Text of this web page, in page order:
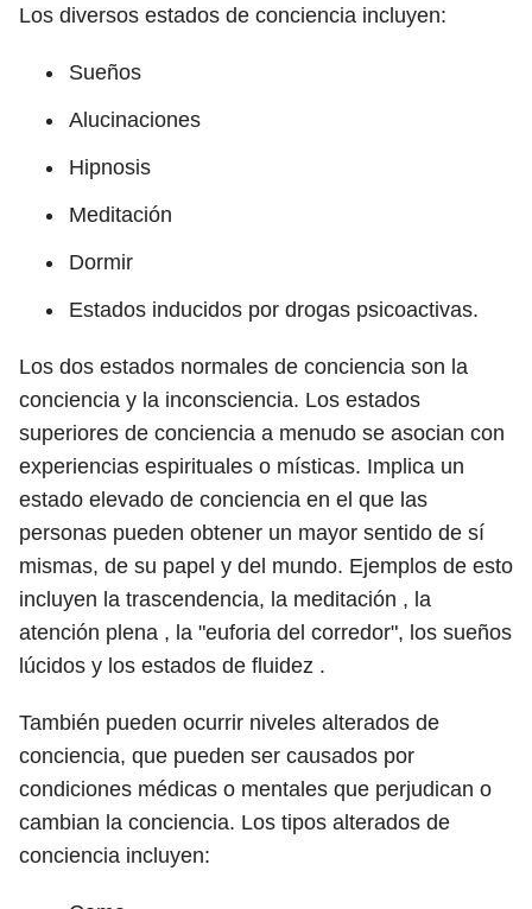
Los diversos estados de conciencia incluyen:
Sueños
Alucinaciones
Hipnosis
Meditación
Dormir
Estados inducidos por drogas psicoactivas.
Los dos estados normales de conciencia son la
conciencia y la inconsciencia. Los estados
superiores de conciencia a menudo se asocian con
experiencias espirituales o místicas. Implica un
estado elevado de conciencia en el que las
personas pueden obtener un mayor sentido de sí
mismas, de su papel y del mundo. Ejemplos de esto
incluyen la trascendencia, la meditación , la
atención plena , la "euforia del corredor", los sueños
lúcidos y los estados de fluidez .
También pueden ocurrir niveles alterados de
conciencia, que pueden ser causados ​​por
condiciones médicas o mentales que perjudican o
cambian la conciencia. Los tipos alterados de
conciencia incluyen: